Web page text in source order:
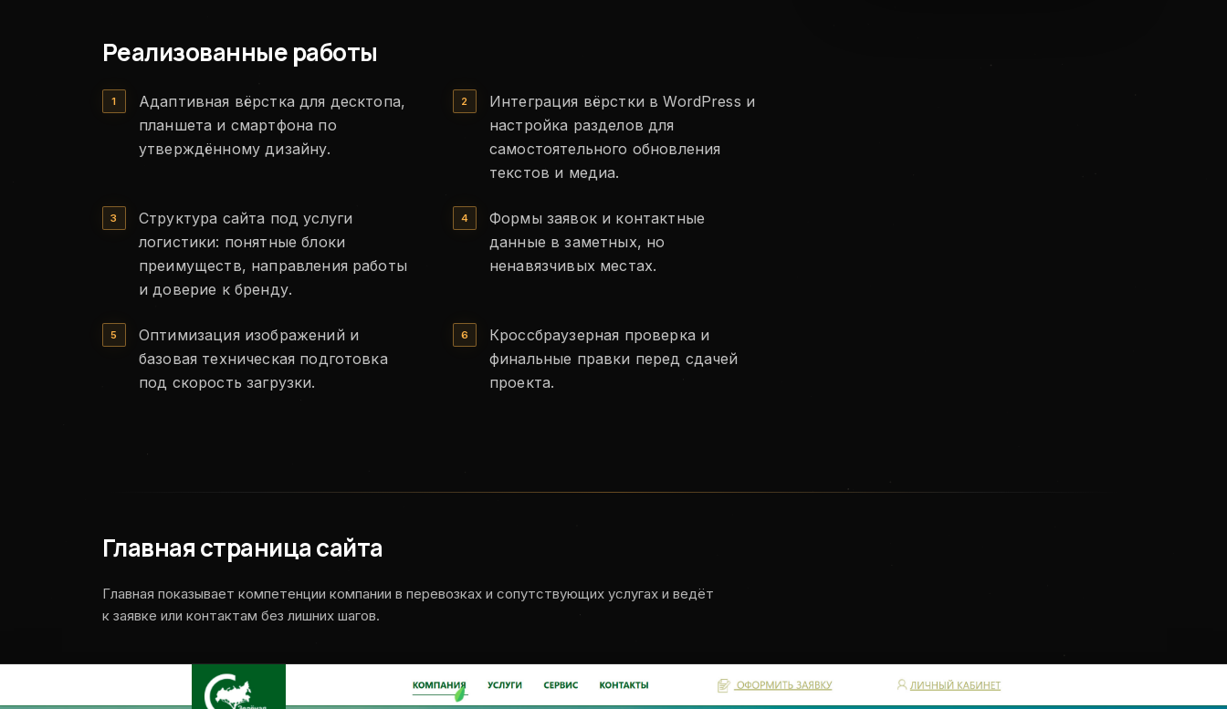
Реализованные работы
Адаптивная вёрстка для десктопа,
планшета и смартфона по
утверждённому дизайну.
Интеграция вёрстки в WordPress и
настройка разделов для
самостоятельного обновления
текстов и медиа.
Структура сайта под услуги
логистики: понятные блоки
преимуществ, направления работы
и доверие к бренду.
Формы заявок и контактные
данные в заметных, но
ненавязчивых местах.
Оптимизация изображений и
базовая техническая подготовка
под скорость загрузки.
Кроссбраузерная проверка и
финальные правки перед сдачей
проекта.
Главная страница сайта
Главная показывает компетенции компании в перевозках и сопутствующих услугах и ведёт
к заявке или контактам без лишних шагов.